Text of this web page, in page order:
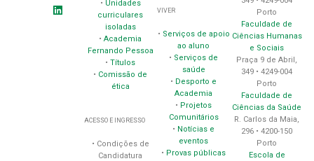
• Unidades
curriculares
isoladas
•Academia
Fernando Pessoa
•Títulos
• Comissão de
ética
ACESSO E INGRESSO
• Condições de
Candidatura
VIVER
• Serviços de apoio
ao aluno
• Serviços de
saúde
• Desporto e
Academia
• Projetos
Comunitários
• Notícias e
eventos
• Provas públicas
Porto
Faculdade de
Ciências Humanas
e Sociais
Praça 9 de Abril,
349 • 4249-004
Porto
Faculdade de
Ciências da Saúde
R. Carlos da Maia,
296 • 4200-150
Porto
Escola de